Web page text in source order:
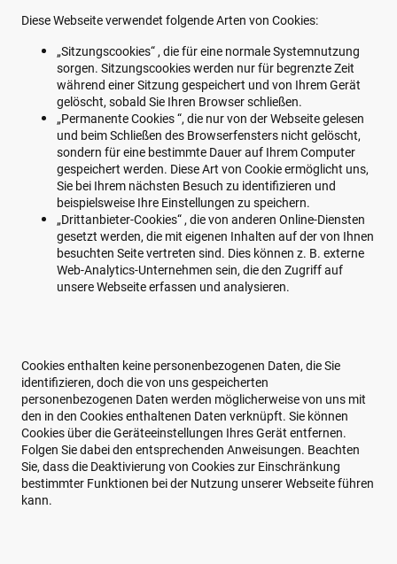
Diese Webseite verwendet folgende Arten von Cookies:
„Sitzungscookies“ , die für eine normale Systemnutzung
sorgen. Sitzungscookies werden nur für begrenzte Zeit
während einer Sitzung gespeichert und von Ihrem Gerät
gelöscht, sobald Sie Ihren Browser schließen.
„Permanente Cookies “, die nur von der Webseite gelesen
und beim Schließen des Browserfensters nicht gelöscht,
sondern für eine bestimmte Dauer auf Ihrem Computer
gespeichert werden. Diese Art von Cookie ermöglicht uns,
Sie bei Ihrem nächsten Besuch zu identifizieren und
beispielsweise Ihre Einstellungen zu speichern.
„Drittanbieter-Cookies“ , die von anderen Online-Diensten
gesetzt werden, die mit eigenen Inhalten auf der von Ihnen
besuchten Seite vertreten sind. Dies können z. B. externe
Web-Analytics-Unternehmen sein, die den Zugriff auf
unsere Webseite erfassen und analysieren.
Cookies enthalten keine personenbezogenen Daten, die Sie
identifizieren, doch die von uns gespeicherten
personenbezogenen Daten werden möglicherweise von uns mit
den in den Cookies enthaltenen Daten verknüpft. Sie können
Cookies über die Geräteeinstellungen Ihres Gerät entfernen.
Folgen Sie dabei den entsprechenden Anweisungen. Beachten
Sie, dass die Deaktivierung von Cookies zur Einschränkung
bestimmter Funktionen bei der Nutzung unserer Webseite führen
kann.